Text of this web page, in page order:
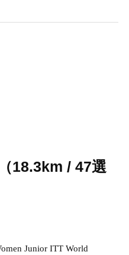
18.3km / 47選
Junior ITT World